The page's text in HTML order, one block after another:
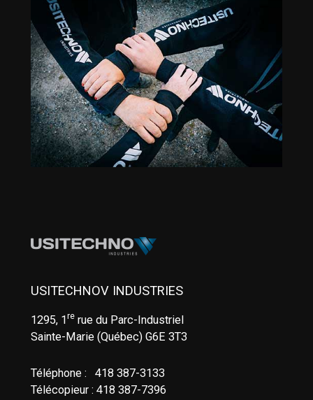
USITECHNOV INDUSTRIES
1295, 1re rue du Parc-Industriel
Sainte-Marie (Québec) G6E 3T3
Téléphone : 418 387-3133
Télécopieur : 418 387-7396